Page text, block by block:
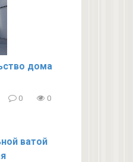
дома
0 0
ватой